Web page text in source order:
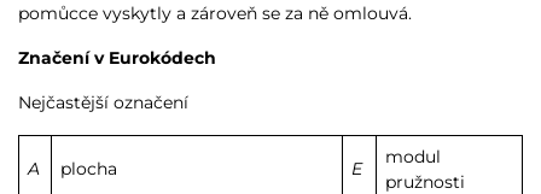
pomůcce vyskytly a zároveň se za ně omlouvá.
Značení v Eurokódech
Nejčastější označení
A plocha E
modul
pružnosti